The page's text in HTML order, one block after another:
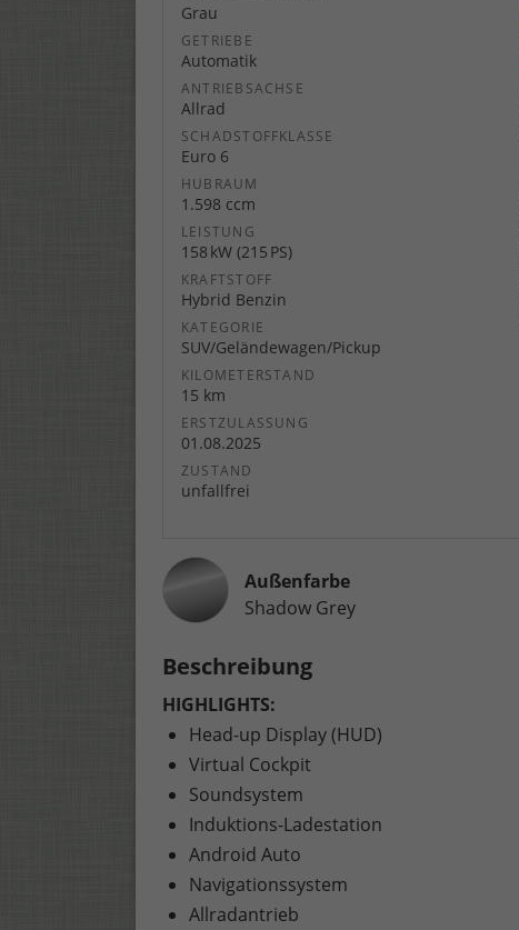
Grau
GETRIEBE
Automatik
ANTRIEBSACHSE
Allrad
SCHADSTOFFKLASSE
Euro 6
HUBRAUM
1.598 ccm
LEISTUNG
158 kW (215 PS)
KRAFTSTOFF
Hybrid Benzin
KATEGORIE
SUV/Geländewagen/Pickup
KILOMETERSTAND
15 km
ERSTZULASSUNG
01.08.2025
ZUSTAND
unfallfrei
Außenfarbe
Shadow Grey
Beschreibung
HIGHLIGHTS:
Head-up Display (HUD)
Virtual Cockpit
Soundsystem
Induktions-Ladestation
Android Auto
Navigationssystem
Allradantrieb